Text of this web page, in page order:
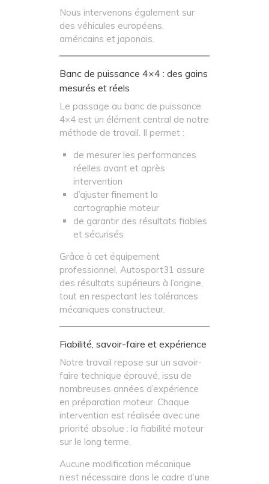
Nous intervenons également sur
des véhicules européens,
américains et japonais.
Banc de puissance 4×4 : des gains
mesurés et réels
Le passage au banc de puissance
4×4 est un élément central de notre
méthode de travail. Il permet :
de mesurer les performances
réelles avant et après
intervention
d’ajuster finement la
cartographie moteur
de garantir des résultats fiables
et sécurisés
Grâce à cet équipement
professionnel, Autosport31 assure
des résultats supérieurs à l’origine,
tout en respectant les tolérances
mécaniques constructeur.
Fiabilité, savoir-faire et expérience
Notre travail repose sur un savoir-
faire technique éprouvé, issu de
nombreuses années d’expérience
en préparation moteur. Chaque
intervention est réalisée avec une
priorité absolue : la fiabilité moteur
sur le long terme.
Aucune modification mécanique
n’est nécessaire dans le cadre d’une